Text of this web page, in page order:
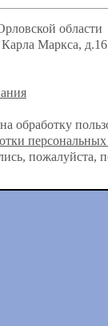
области
Маркса, д.16
обработку
пожалуйста,